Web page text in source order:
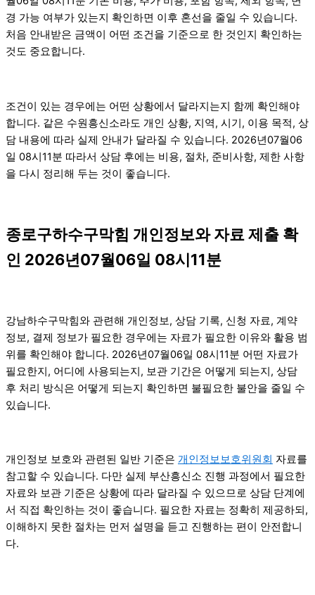
경 가능 여부가 있는지 확인하면 이후 혼선을 줄일 수 있습니다.
처음 안내받은 금액이 어떤 조건을 기준으로 한 것인지 확인하는
것도 중요합니다.
조건이 있는 경우에는 어떤 상황에서 달라지는지 함께 확인해야
합니다. 같은 수원흥신소라도 개인 상황, 지역, 시기, 이용 목적, 상
담 내용에 따라 실제 안내가 달라질 수 있습니다. 2026년07월06
일 08시11분 따라서 상담 후에는 비용, 절차, 준비사항, 제한 사항
을 다시 정리해 두는 것이 좋습니다.
종로구하수구막힘 개인정보와 자료 제출 확
인 2026년07월06일 08시11분
강남하수구막힘와 관련해 개인정보, 상담 기록, 신청 자료, 계약
정보, 결제 정보가 필요한 경우에는 자료가 필요한 이유와 활용 범
위를 확인해야 합니다. 2026년07월06일 08시11분 어떤 자료가
필요한지, 어디에 사용되는지, 보관 기간은 어떻게 되는지, 상담
후 처리 방식은 어떻게 되는지 확인하면 불필요한 불안을 줄일 수
있습니다.
개인정보 보호와 관련된 일반 기준은 개인정보보호위원회 자료를
참고할 수 있습니다. 다만 실제 부산흥신소 진행 과정에서 필요한
자료와 보관 기준은 상황에 따라 달라질 수 있으므로 상담 단계에
서 직접 확인하는 것이 좋습니다. 필요한 자료는 정확히 제공하되,
이해하지 못한 절차는 먼저 설명을 듣고 진행하는 편이 안전합니
다.